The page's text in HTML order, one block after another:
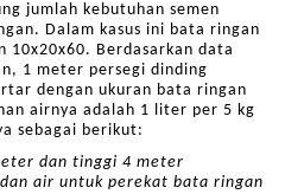
jumlah kebutuhan semen
Dalam kasus ini bata ringan
10x20x60. Berdasarkan data
1 meter persegi dinding
dengan ukuran bata ringan
airnya adalah 1 liter per 5 kg
sebagai berikut:
dan tinggi 4 meter
air untuk perekat bata ringan